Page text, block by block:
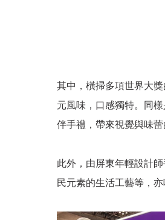
其中，橫掃多項世界大
元風味，口感獨特。同
伴手禮，帶來視覺與味
此外，由屏東年輕設計師
民元素的生活工藝等，亦